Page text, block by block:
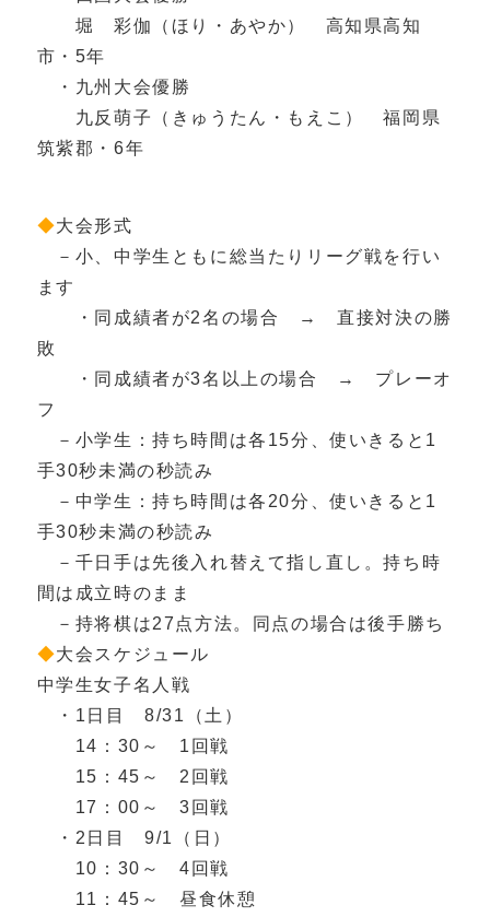
堀 彩伽（ほり・あやか） 高知県高知
市・5年
・九州大会優勝
九反萌子（きゅうたん・もえこ） 福岡県
筑紫郡・6年
◆大会形式
－小、中学生ともに総当たりリーグ戦を行い
ます
・同成績者が2名の場合 → 直接対決の勝
敗
・同成績者が3名以上の場合 → プレーオ
フ
－小学生：持ち時間は各15分、使いきると1
手30秒未満の秒読み
－中学生：持ち時間は各20分、使いきると1
手30秒未満の秒読み
－千日手は先後入れ替えて指し直し。持ち時
間は成立時のまま
－持将棋は27点方法。同点の場合は後手勝ち
◆大会スケジュール
中学生女子名人戦
・1日目 8/31（土）
14：30～ 1回戦
15：45～ 2回戦
17：00～ 3回戦
・2日目 9/1（日）
10：30～ 4回戦
11：45～ 昼食休憩